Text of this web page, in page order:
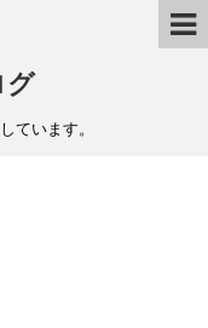
グ
ています。